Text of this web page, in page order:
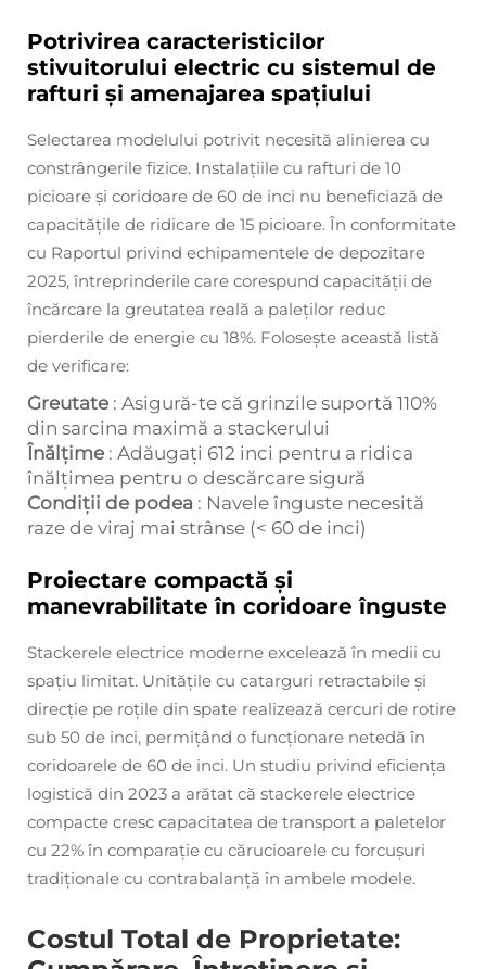
Potrivirea caracteristicilor
stivuitorului electric cu sistemul de
rafturi și amenajarea spațiului
Selectarea modelului potrivit necesită alinierea cu
constrângerile fizice. Instalațiile cu rafturi de 10
picioare și coridoare de 60 de inci nu beneficiază de
capacitățile de ridicare de 15 picioare. În conformitate
cu Raportul privind echipamentele de depozitare
2025, întreprinderile care corespund capacității de
încărcare la greutatea reală a paleților reduc
pierderile de energie cu 18%. Foloseşte această listă
de verificare:
Greutate : Asigură-te că grinzile suportă 110%
din sarcina maximă a stackerului
Înălțime : Adăugați 612 inci pentru a ridica
înălțimea pentru o descărcare sigură
Condiții de podea : Navele înguste necesită
raze de viraj mai strânse (< 60 de inci)
Proiectare compactă și
manevrabilitate în coridoare înguste
Stackerele electrice moderne excelează în medii cu
spaţiu limitat. Unitățile cu catarguri retractabile și
direcție pe roțile din spate realizează cercuri de rotire
sub 50 de inci, permițând o funcționare netedă în
coridoarele de 60 de inci. Un studiu privind eficiența
logistică din 2023 a arătat că stackerele electrice
compacte cresc capacitatea de transport a paletelor
cu 22% în comparație cu cărucioarele cu forcușuri
tradiționale cu contrabalanță în ambele modele.
Costul Total de Proprietate: